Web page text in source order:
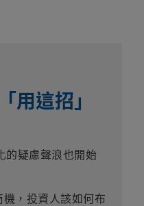
用這招」
的疑慮聲浪也開始
，投資人該如何布